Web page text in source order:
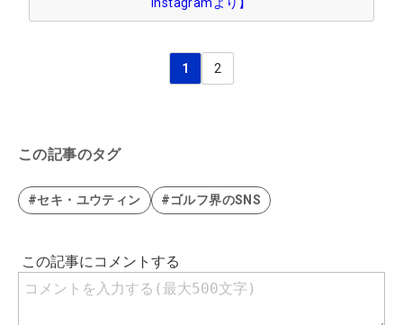
Instagramより】
1 2
この記事のタグ
#セキ・ユウティン #ゴルフ界のSNS